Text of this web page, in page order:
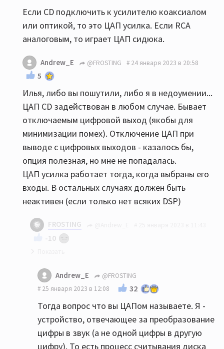
Если CD подключить к усилителю коаксиалом
или оптикой, то это ЦАП усилка. Если RCA
аналоговым, то играет ЦАП сидюка.
Andrew_E @FROSTING 24 января 2023 в 20:58
5
Илья, либо вы пошутили, либо я в недоумении...
ЦАП CD задействован в любом случае. Бывает
отключаемым цифровой выход (якобы для
минимизации помех). Отключение ЦАП при
выводе с цифровых выходов - казалось бы,
опция полезная, но мне не попадалась.
ЦАП усилка работает тогда, когда выбраны его
входы. В остальных случаях должен быть
неактивен (если только нет всяких DSP)
FROSTING
-10
ЦАП усилителя получается тогда всегда
работает и ЦАП CD тоже. Что оказывает
конечное влияние на звук? Вообще не шутил,
т.к. вопрос не такой уж тривиальный, как
может показаться на первый взгляд.
ОлЮнидИзЛав хорошо написал, но почему так
Andrew_E
@FROSTING
25 января 2023 в 12:08
32
Тогда вопрос что вы ЦАПом называете. Я -
устройство, отвечающее за преобразование
цифры в звук (а не одной цифры в другую
цифру). То есть процесс считывания диска